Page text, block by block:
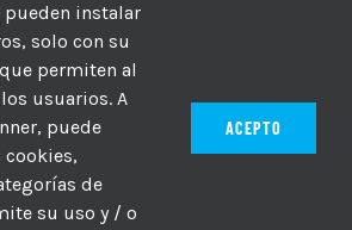
| Hosting: Hosting Para PYMES
pueden instalar
solo con su
permiten al
usuarios. A
puede
cookies,
de
su uso y / o
ACEPTO